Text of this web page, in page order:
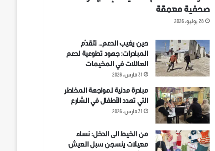
صحفية معمقة
28 يوليو، 2026
حين يغيب الدعم… تتقدّم
المبادرات: جهود تطوعية لدعم
العائلات في المخيمات
31 مارس، 2026
مبادرة مدنية لمواجهة المخاطر
التي تهدد الأطفال في الشارع
31 مارس، 2026
من الخيط الى الدخل: نساء
معيلات ينسجن سبل العيش